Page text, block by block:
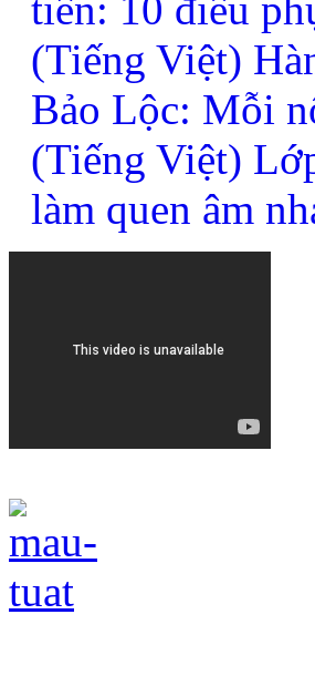
(Tiếng Việt)
Bảo Lộc: Mỗi
(Tiếng Việt)
làm quen âm